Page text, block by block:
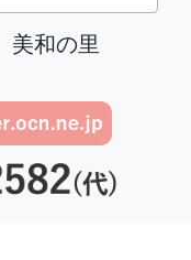
美和の里